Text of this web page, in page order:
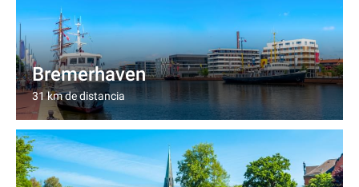
Bremerhaven
31 km de distancia